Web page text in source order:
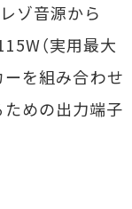
ゾ音源から
（実用最大
ーを組み合わせ
めの出力端子